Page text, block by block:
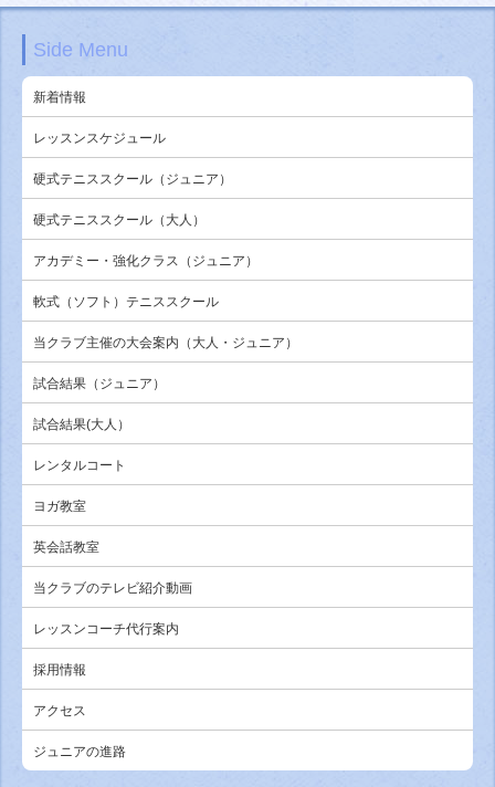
Side Menu
新着情報
レッスンスケジュール
硬式テニススクール（ジュニア）
硬式テニススクール（大人）
アカデミー・強化クラス（ジュニア）
軟式（ソフト）テニススクール
当クラブ主催の大会案内（大人・ジュニア）
試合結果（ジュニア）
試合結果(大人）
レンタルコート
ヨガ教室
英会話教室
当クラブのテレビ紹介動画
レッスンコーチ代行案内
採用情報
アクセス
ジュニアの進路